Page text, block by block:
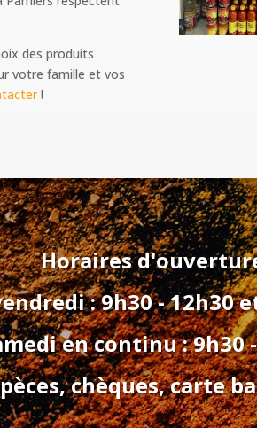
des produits
votre famille et vos
!
Horaires
: 9h30 - 12h30
en continu : 9h30
chèques, carte